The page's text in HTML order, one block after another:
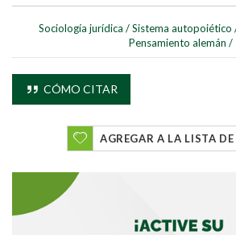
Sociología jurídica /Sistema autopoiético
Pensamiento alemán /
CÓMO CITAR
AGREGAR A LA LISTA DE